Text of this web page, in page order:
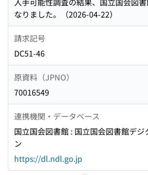
なりました。（2026-04-22）
請求記号
DC51-46
原資料（JPNO）
70016549
連携機関・データベース
国立国会図書館 : 国立国会図書館デジ
ン
https://dl.ndl.go.jp